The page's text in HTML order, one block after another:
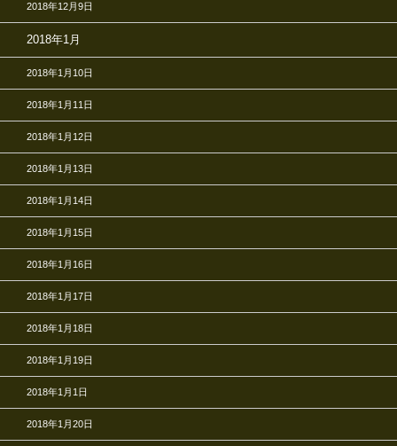
2018年12月9日
2018年1月
2018年1月10日
2018年1月11日
2018年1月12日
2018年1月13日
2018年1月14日
2018年1月15日
2018年1月16日
2018年1月17日
2018年1月18日
2018年1月19日
2018年1月1日
2018年1月20日